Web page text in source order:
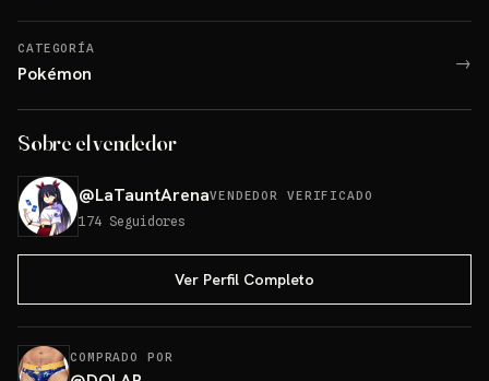
CATEGORÍA
Pokémon →
Sobre el vendedor
@LaTauntArenaVENDEDOR VERIFICADO
174 Seguidores
Ver Perfil Completo
COMPRADO POR